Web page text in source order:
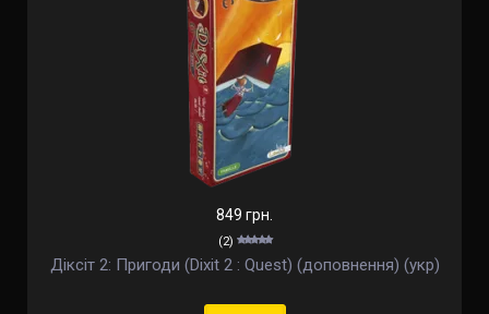
849 грн.
(2)
Діксіт 2: Пригоди (Dixit 2 : Quest) (доповнення) (укр)